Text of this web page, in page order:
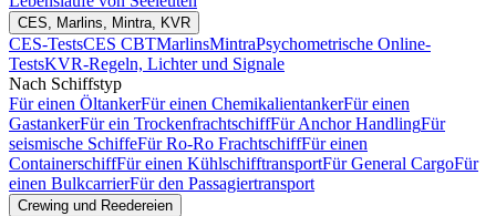
CES, Marlins, Mintra, KVR
CES-TestsCES CBTMarlinsMintraPsychometrische Online-
TestsKVR-Regeln, Lichter und Signale
Nach Schiffstyp
Für einen ÖltankerFür einen ChemikalientankerFür einen
GastankerFür ein TrockenfrachtschiffFür Anchor HandlingFür
seismische SchiffeFür Ro-Ro FrachtschiffFür einen
ContainerschiffFür einen KühlschifftransportFür General CargoFür
einen BulkcarrierFür den Passagiertransport
Crewing und Reedereien